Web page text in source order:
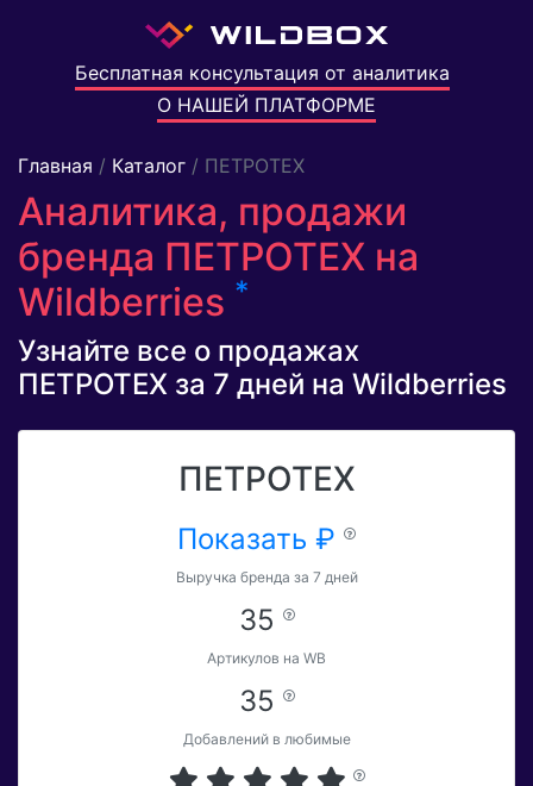
Бесплатная консультация от аналитика
О НАШЕЙ ПЛАТФОРМЕ
Главная / Каталог / ПЕТРОТЕХ
Аналитика, продажи
бренда ПЕТРОТЕХ на
Wildberries *
Узнайте все о продажах
ПЕТРОТЕХ за 7 дней на Wildberries
ПЕТРОТЕХ
Показать ₽
Выручка бренда за 7 дней
35
Артикулов на WB
35
Добавлений в любимые